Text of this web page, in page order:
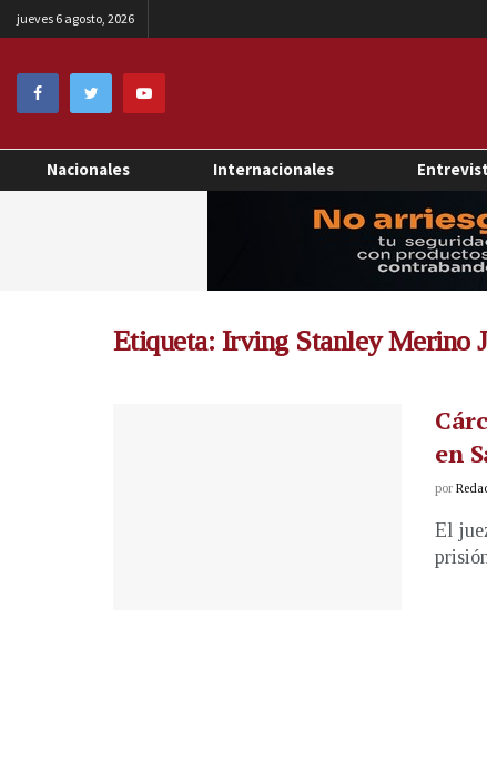
jueves 6 agosto, 2026
Nacionales Internacionales
Etiqueta: Irving Stanley Merino
en
por
El